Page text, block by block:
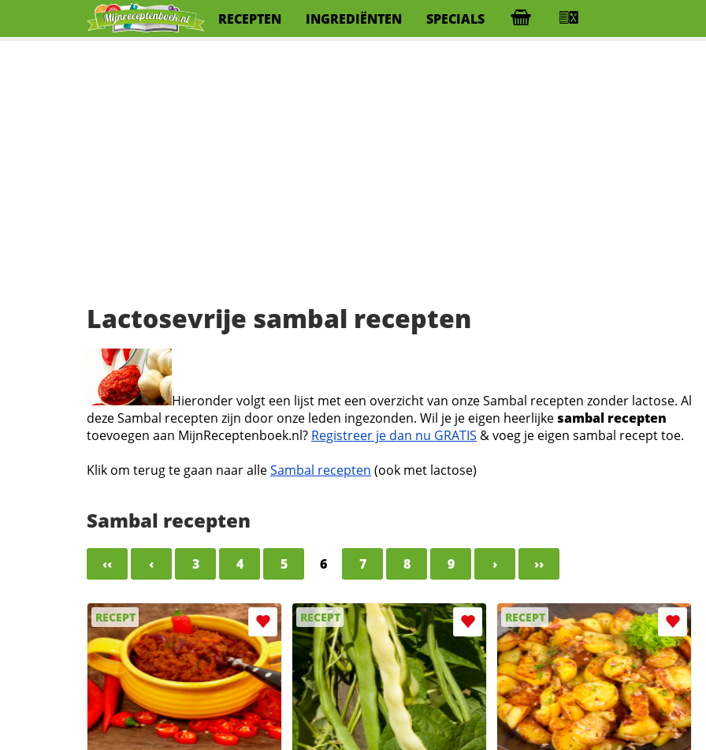
RECEPTEN INGREDIËNTEN SPECIALS
Lactosevrije sambal recepten
Hieronder volgt een lijst met een overzicht van onze Sambal recepten zonder lactose. Al
deze Sambal recepten zijn door onze leden ingezonden. Wil je je eigen heerlijke sambal recepten
toevoegen aan MijnReceptenboek.nl? Registreer je dan nu GRATIS & voeg je eigen sambal recept toe.
Klik om terug te gaan naar alleSambal recepten (ook met lactose)
Sambal recepten
‹‹ ‹ 3 4 5 6 7 8 9 › ››
RECEPT RECEPT RECEPT